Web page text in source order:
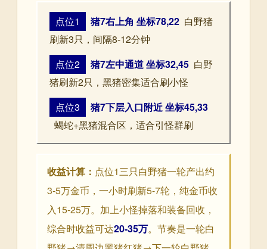
点位1 猪7右上角 坐标78,22 白野猪
刷新3只，间隔8-12分钟
点位2
猪7左中通道 坐标32,45 白野
猪刷新2只，黑猪密集适合刷小怪
点位3
猪7下层入口附近 坐标45,33
蝎蛇+黑猪混合区，适合引怪群刷
收益计算： 点位1三只白野猪一轮产出约
3-5万金币，一小时刷新5-7轮，纯金币收
入15-25万。加上小怪掉落和装备回收，
综合时收益可达20-35万。节奏是一轮白